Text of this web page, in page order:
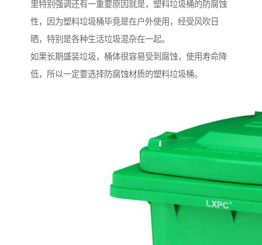
里特别强调还有一重要原因就是，塑料垃圾桶的防腐蚀
性，因为塑料垃圾桶毕竟是在户外使用，经受风吹日
晒，特别是各种生活垃圾混杂在一起。
如果长期盛装垃圾，桶体很容易受到腐蚀，使用寿命降
低，所以一定要选择防腐蚀材质的塑料垃圾桶。